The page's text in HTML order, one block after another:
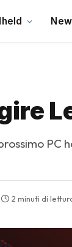
2 minuti di